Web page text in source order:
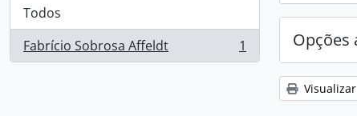
Todos
Fabrício Sobrosa Affeldt
, 1 resultados 1 Opções